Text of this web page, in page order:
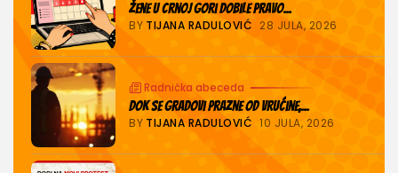
Žene u Crnoj Gori dobile pravo...
BY TIJANA RADULOVIĆ 28 JULA, 2026
Radnička abeceda
Dok se gradovi prazne od vrućine,...
BY TIJANA RADULOVIĆ 10 JULA, 2026